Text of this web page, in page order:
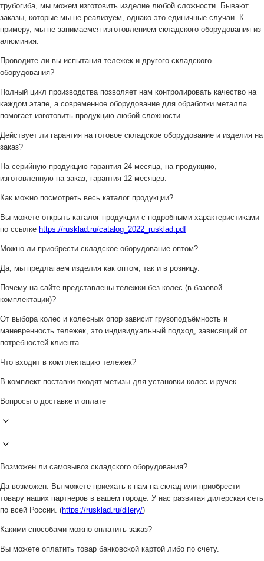
трубогиба, мы можем изготовить изделие любой сложности. Бывают
заказы, которые мы не реализуем, однако это единичные случаи. К
примеру, мы не занимаемся изготовлением складского оборудования из
алюминия.
Проводите ли вы испытания тележек и другого складского
оборудования?
Полный цикл производства позволяет нам контролировать качество на
каждом этапе, а современное оборудование для обработки металла
помогает изготовить продукцию любой сложности.
Действует ли гарантия на готовое складское оборудование и изделия на
заказ?
На серийную продукцию гарантия 24 месяца, на продукцию,
изготовленную на заказ, гарантия 12 месяцев.
Как можно посмотреть весь каталог продукции?
Вы можете открыть каталог продукции с подробными характеристиками
по ссылке https://rusklad.ru/catalog_2022_rusklad.pdf
Можно ли приобрести складское оборудование оптом?
Да, мы предлагаем изделия как оптом, так и в розницу.
Почему на сайте представлены тележки без колес (в базовой
комплектации)?
От выбора колес и колесных опор зависит грузоподъёмность и
маневренность тележек, это индивидуальный подход, зависящий от
потребностей клиента.
Что входит в комплектацию тележек?
В комплект поставки входят метизы для установки колес и ручек.
Вопросы о доставке и оплате
Возможен ли самовывоз складского оборудования?
Да возможен. Вы можете приехать к нам на склад или приобрести
товару наших партнеров в вашем городе. У нас развитая дилерская сеть
по всей России. (https://rusklad.ru/dilery/)
Какими способами можно оплатить заказ?
Вы можете оплатить товар банковской картой либо по счету.